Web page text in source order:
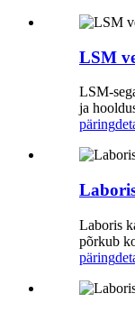
LSM
LSM-
ja
päring
Laboris
põrkub
päring